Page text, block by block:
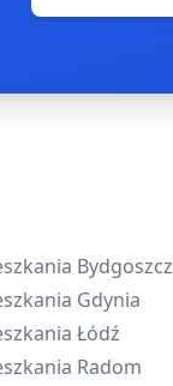
Bydgoszcz
Gdynia
Łódź
Radom